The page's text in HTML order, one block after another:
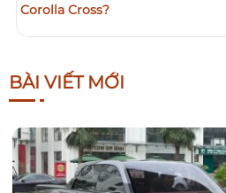
Corolla Cross?
BÀI VIẾT MỚI